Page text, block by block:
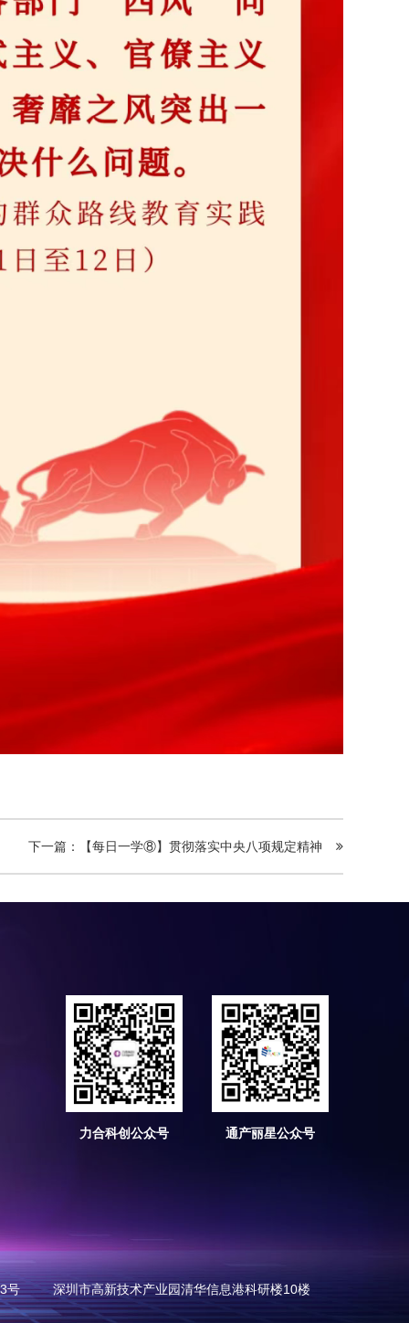
下一篇：【每日一学⑧】贯彻落实中央八项规定精神
通产丽星公众号
力合科创公众号
号深圳市高新技术产业园清华信息港科研楼10楼